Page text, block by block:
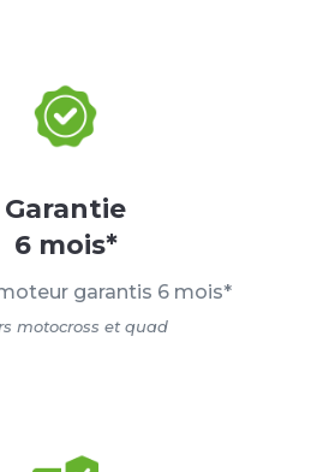
Garantie
6 mois*
garantis 6 mois*
motocross et quad